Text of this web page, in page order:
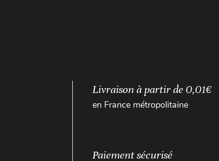
Livraison à partir de 0,01€
en France métropolitaine
Paiement sécurisé